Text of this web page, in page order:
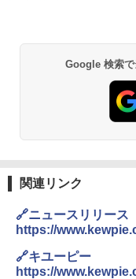
|
33
Google 検索で
関連リンク
🔗ニュースリリース
https://
🔗キユーピー
https://